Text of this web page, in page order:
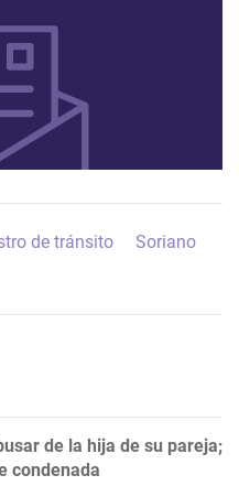
de tránsito
Soriano
de la hija de su pareja;
condenada